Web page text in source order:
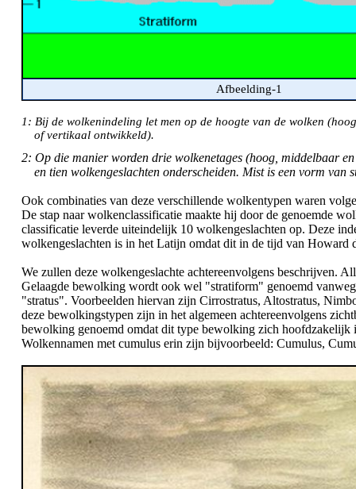
Afbeelding-1
1: Bij de wolkenindeling let men op de hoogte van de wolken
of vertikaal ontwikkeld).
2: Op die manier worden drie wolkenetages (hoog, middelbaar en
en tien wolkengeslachten onderscheiden. Mist is een vorm van
Ook combinaties van deze verschillende wolkentypen waren
De stap naar wolkenclassificatie maakte hij door de genoemde
classificatie leverde uiteindelijk 10 wolkengeslachten op. Deze
wolkengeslachten is in het Latijn omdat dit in de tijd van Howard
We zullen deze wolkengeslachte achtereenvolgens beschrijven.
Gelaagde bewolking wordt ook wel "stratiform" genoemd
"stratus". Voorbeelden hiervan zijn Cirrostratus, Altostratus,
deze bewolkingstypen zijn in het algemeen achtereenvolgens
bewolking genoemd omdat dit type bewolking zich
Wolkennamen met cumulus erin zijn bijvoorbeeld: Cumulus,